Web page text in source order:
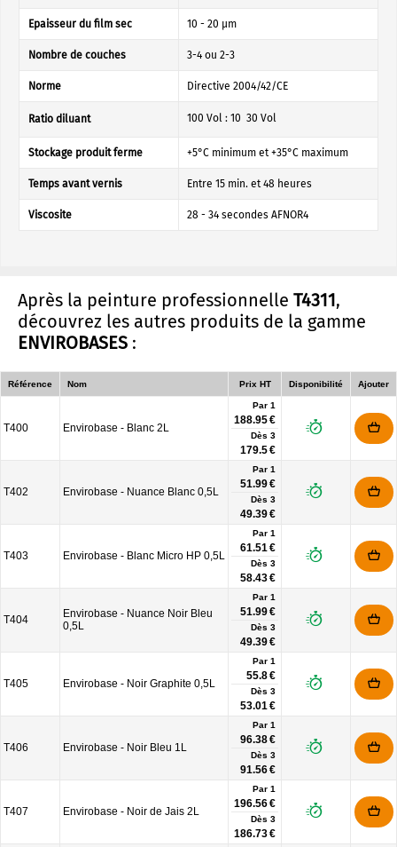
Epaisseur du film sec 10 - 20 µm
Nombre de couches 3-4 ou 2-3
Norme Directive 2004/42/CE
Ratio diluant 100 Vol : 10  30 Vol
Stockage produit ferme +5°C minimum et +35°C maximum
Temps avant vernis Entre 15 min. et 48 heures
Viscosite 28 - 34 secondes AFNOR4
Après la peinture professionnelle T4311,
découvrez les autres produits de la gamme
ENVIROBASES :
Référence Nom Prix HT Disponibilité Ajouter
T400 Envirobase - Blanc 2L
Par 1
188.95 €
Dès 3
179.5 €
T402 Envirobase - Nuance Blanc 0,5L
Par 1
51.99 €
Dès 3
49.39 €
T403 Envirobase - Blanc Micro HP 0,5L
Par 1
61.51 €
Dès 3
58.43 €
T404
Envirobase - Nuance Noir Bleu
0,5L
Par 1
51.99 €
Dès 3
49.39 €
T405 Envirobase - Noir Graphite 0,5L
Par 1
55.8 €
Dès 3
53.01 €
T406 Envirobase - Noir Bleu 1L
Par 1
96.38 €
Dès 3
91.56 €
T407 Envirobase - Noir de Jais 2L
Par 1
196.56 €
Dès 3
186.73 €